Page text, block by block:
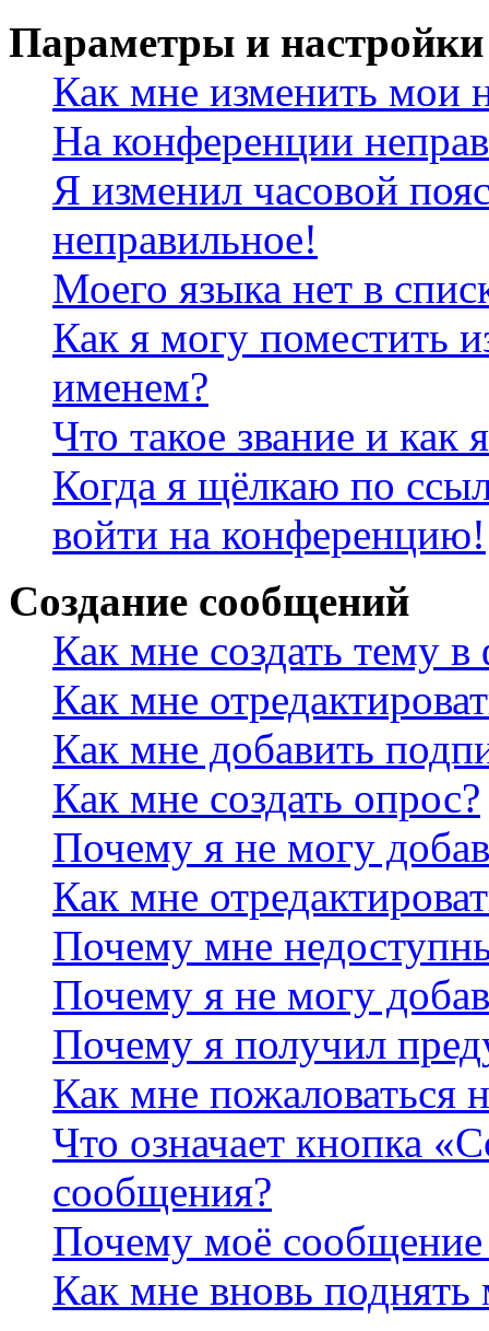
Параметры и настройки
Как мне изменить мои
На конференции
Я изменил часовой
неправильное!
Моего языка нет в
Как я могу поместить
именем?
Что такое звание и как
Когда я щёлкаю по
войти на конференцию!
Создание сообщений
Как мне создать тему
Как мне
Как мне добавить
Как мне создать опрос?
Почему я не могу
Как мне
Почему мне
Почему я не могу
Почему я получил
Как мне пожаловаться
Что означает кнопка
сообщения?
Почему моё сообщение
Как мне вновь